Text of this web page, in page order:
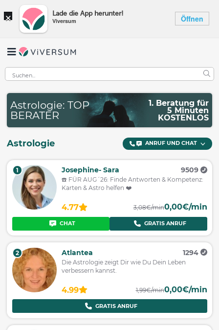
× Lade die App herunter!
Viversum Öffnen
Astrologie: TOP
BERATER
1. Beratung für
5 Minuten
KOSTENLOS
Astrologie ANRUF UND CHAT
1 Josephine- Sara 9509
☎️ FÜR AUG´26: Finde Antworten & Kompetenz:
Karten & Astro helfen ❤️
4.77 3,08€/min0,00€/min
CHAT GRATIS ANRUF
2 Atlantea 1294
Die Astrologie zeigt Dir wie Du Dein Leben
verbessern kannst.
4.99 1,99€/min0,00€/min
GRATIS ANRUF